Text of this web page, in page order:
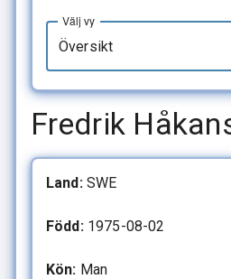
Översikt
Välj vy
Fredrik
Land:SWE
Född:1975-08-02
Kön: Man